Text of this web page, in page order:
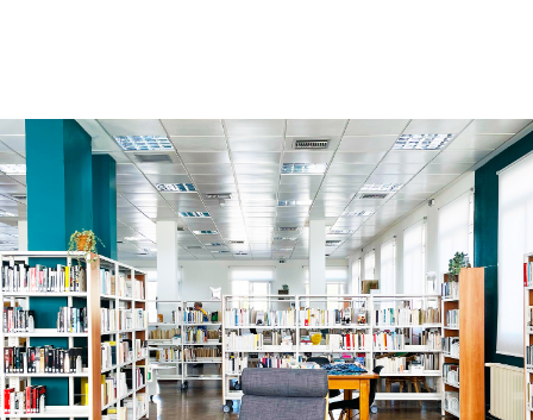
ETUDES
SYNERGIES
LA MÉDIATHÈQUE